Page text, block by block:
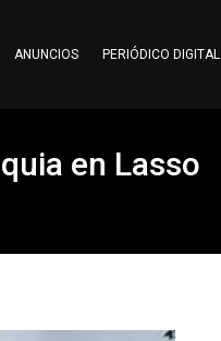
ANUNCIOS PERIÓDICO DIGITAL
en Lasso